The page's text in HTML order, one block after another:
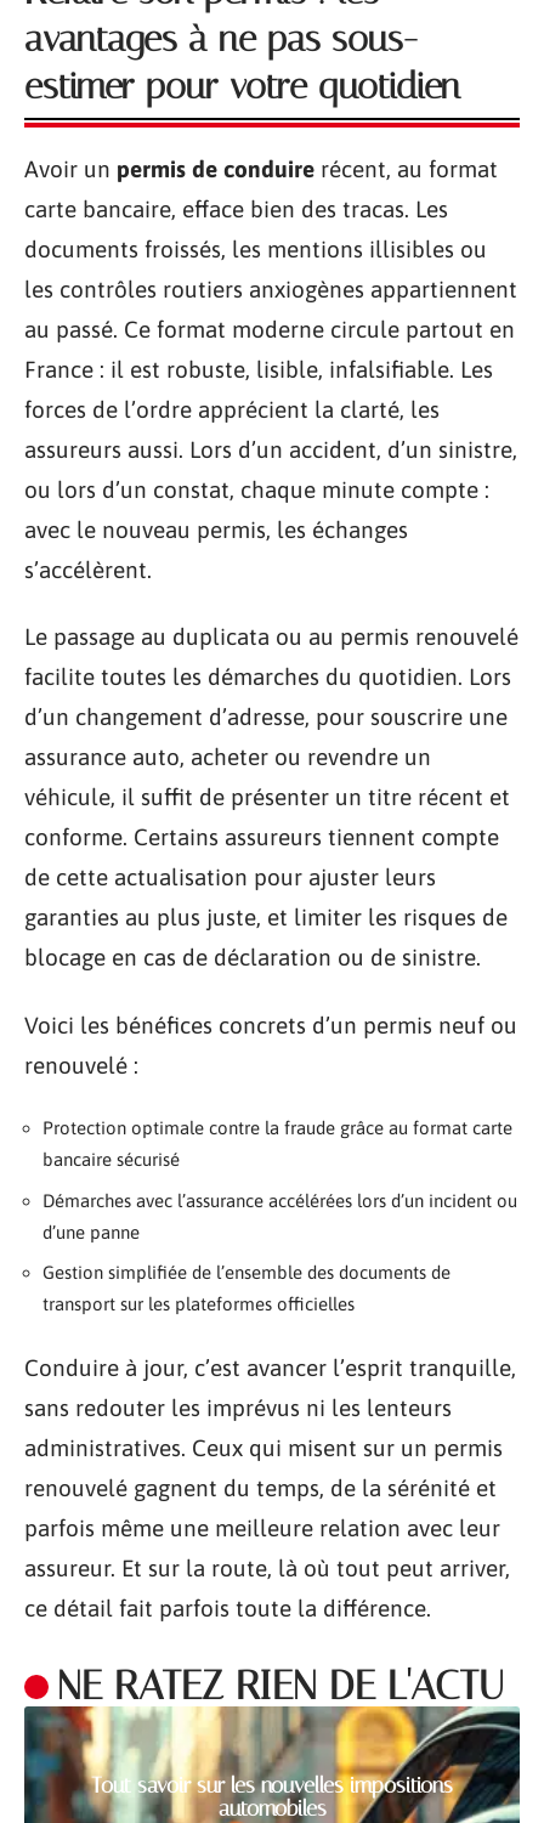
avantages à ne pas sous-
estimer pour votre quotidien
Avoir un permis de conduire récent, au format
carte bancaire, efface bien des tracas. Les
documents froissés, les mentions illisibles ou
les contrôles routiers anxiogènes appartiennent
au passé. Ce format moderne circule partout en
France : il est robuste, lisible, infalsifiable. Les
forces de l’ordre apprécient la clarté, les
assureurs aussi. Lors d’un accident, d’un sinistre,
ou lors d’un constat, chaque minute compte :
avec le nouveau permis, les échanges
s’accélèrent.
Le passage au duplicata ou au permis renouvelé
facilite toutes les démarches du quotidien. Lors
d’un changement d’adresse, pour souscrire une
assurance auto, acheter ou revendre un
véhicule, il suffit de présenter un titre récent et
conforme. Certains assureurs tiennent compte
de cette actualisation pour ajuster leurs
garanties au plus juste, et limiter les risques de
blocage en cas de déclaration ou de sinistre.
Voici les bénéfices concrets d’un permis neuf ou
renouvelé :
Protection optimale contre la fraude grâce au format carte
bancaire sécurisé
Démarches avec l’assurance accélérées lors d’un incident ou
d’une panne
Gestion simplifiée de l’ensemble des documents de
transport sur les plateformes officielles
Conduire à jour, c’est avancer l’esprit tranquille,
sans redouter les imprévus ni les lenteurs
administratives. Ceux qui misent sur un permis
renouvelé gagnent du temps, de la sérénité et
parfois même une meilleure relation avec leur
assureur. Et sur la route, là où tout peut arriver,
ce détail fait parfois toute la différence.
NE RATEZ RIEN DE L'ACTU
Tout savoir sur les nouvelles impositions
automobiles